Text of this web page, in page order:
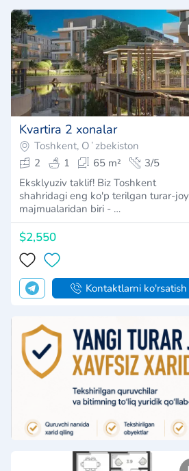
Kvartira 2 xonalar
Toshkent, Oʻzbekiston
2
1 65 m²
3/5
Eksklyuziv taklif! Biz Toshkent
shahridagi eng ko'p terilgan turar-joy
majmualaridan biri - …
$2,550
Kontaktlarni ko'rsatish
Toshkent, Oʻzbekiston